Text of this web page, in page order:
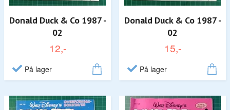
Donald Duck & Co 1987 -
02
12,-
På lager
Donald Duck & Co 1987 -
02
15,-
På lager